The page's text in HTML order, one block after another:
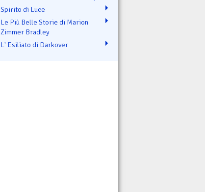
Spirito di Luce
Le Più Belle Storie di Marion
Zimmer Bradley
L' Esiliato di Darkover